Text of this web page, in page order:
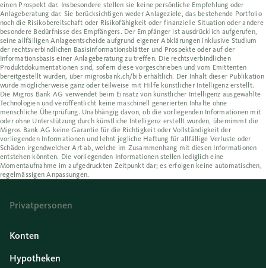
einen Prospekt dar. Insbesondere stellen sie keine persönliche Empfehlung oder
Anlageberatung dar. Sie berücksichtigen weder Anlageziele, das bestehende Portfolio
noch die Risikobereitschaft oder Risikofähigkeit oder finanzielle Situation oder andere
besondere Bedürfnisse des Empfängers. Der Empfänger ist ausdrücklich aufgerufen,
seine allfälligen Anlageentscheide aufgrund eigener Abklärungen inklusive Studium
der rechtsverbindlichen Basisinformationsblätter und Prospekte oder auf der
Informationsbasis einer Anlageberatung zu treffen. Die rechtsverbindlichen
Produktdokumentationen sind, sofern diese vorgeschrieben und vom Emittenten
bereitgestellt wurden, über migrosbank.ch/bib erhältlich. Der Inhalt dieser Publikation
wurde möglicherweise ganz oder teilweise mit Hilfe künstlicher Intelligenz erstellt.
Die Migros Bank AG verwendet beim Einsatz von künstlicher Intelligenz ausgewählte
Technologien und veröffentlicht keine maschinell generierten Inhalte ohne
menschliche Überprüfung. Unabhängig davon, ob die vorliegenden Informationen mit
oder ohne Unterstützung durch künstliche Intelligenz erstellt wurden, übernimmt die
Migros Bank AG keine Garantie für die Richtigkeit oder Vollständigkeit der
vorliegenden Informationen und lehnt jegliche Haftung für allfällige Verluste oder
Schäden irgendwelcher Art ab, welche im Zusammenhang mit diesen Informationen
entstehen könnten. Die vorliegenden Informationen stellen lediglich eine
Momentaufnahme im aufgedruckten Zeitpunkt dar; es erfolgen keine automatischen,
regelmässigen Anpassungen.
Privatpersonen
Konten
Hypotheken